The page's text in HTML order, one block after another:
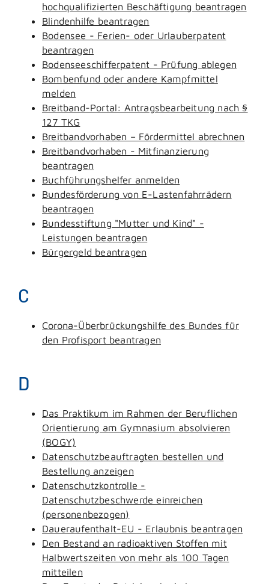
hochqualifizierten Beschäftigung beantragen
Blindenhilfe beantragen
Bodensee - Ferien- oder Urlauberpatent
beantragen
Bodenseeschifferpatent - Prüfung ablegen
Bombenfund oder andere Kampfmittel
melden
Breitband-Portal: Antragsbearbeitung nach §
127 TKG
Breitbandvorhaben – Fördermittel abrechnen
Breitbandvorhaben - Mitfinanzierung
beantragen
Buchführungshelfer anmelden
Bundesförderung von E-Lastenfahrrädern
beantragen
Bundesstiftung "Mutter und Kind" -
Leistungen beantragen
Bürgergeld beantragen
C
Corona-Überbrückungshilfe des Bundes für
den Profisport beantragen
D
Das Praktikum im Rahmen der Beruflichen
Orientierung am Gymnasium absolvieren
(BOGY)
Datenschutzbeauftragten bestellen und
Bestellung anzeigen
Datenschutzkontrolle -
Datenschutzbeschwerde einreichen
(personenbezogen)
Daueraufenthalt-EU - Erlaubnis beantragen
Den Bestand an radioaktiven Stoffen mit
Halbwertszeiten von mehr als 100 Tagen
mitteilen